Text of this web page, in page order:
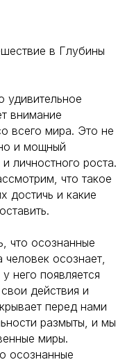
в Глубины
удивительное
внимание
всего мира. Это не
и мощный
личностного роста.
что такое
достичь и какие
что осознанные
человек осознает,
него появляется
действия и
перед нами
размыты, и мы
миры.
осознанные